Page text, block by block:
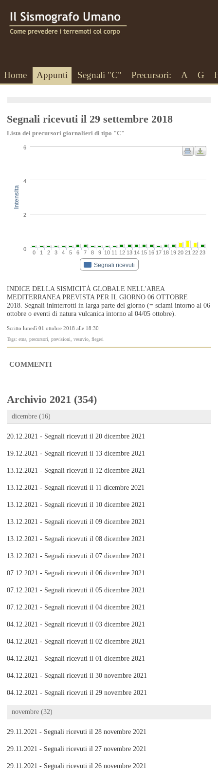
Home Appunti Segnali "C" Precursori: A G
Segnali ricevuti il 29 settembre 2018
Lista dei precursori giornalieri di tipo "C"
Intensita
Segnali ricevuti
0 1 2 3 4 5 6 7 8 9 10 11 12 13 14 15 16 17 18 19 20 21 22 23
0
2
4
6
INDICE DELLA SISMICITÀ GLOBALE NELL'AREA
MEDITERRANEA PREVISTA PER IL GIORNO 06 OTTOBRE
2018. Segnali ininterrotti in larga parte del giorno (= sciami intorno al 06
ottobre o eventi di natura vulcanica intorno al 04/05 ottobre).
Scritto lunedì 01 ottobre 2018 alle 18:30
Tags: etna, precursori, previsioni, vesuvio, flegrei
COMMENTI
Archivio 2021 (354)
dicembre (16)
20.12.2021 - Segnali ricevuti il 20 dicembre 2021
19.12.2021 - Segnali ricevuti il 13 dicembre 2021
13.12.2021 - Segnali ricevuti il 12 dicembre 2021
13.12.2021 - Segnali ricevuti il 11 dicembre 2021
13.12.2021 - Segnali ricevuti il 10 dicembre 2021
13.12.2021 - Segnali ricevuti il 09 dicembre 2021
13.12.2021 - Segnali ricevuti il 08 dicembre 2021
13.12.2021 - Segnali ricevuti il 07 dicembre 2021
07.12.2021 - Segnali ricevuti il 06 dicembre 2021
07.12.2021 - Segnali ricevuti il 05 dicembre 2021
07.12.2021 - Segnali ricevuti il 04 dicembre 2021
04.12.2021 - Segnali ricevuti il 03 dicembre 2021
04.12.2021 - Segnali ricevuti il 02 dicembre 2021
04.12.2021 - Segnali ricevuti il 01 dicembre 2021
04.12.2021 - Segnali ricevuti il 30 novembre 2021
04.12.2021 - Segnali ricevuti il 29 novembre 2021
novembre (32)
29.11.2021 - Segnali ricevuti il 28 novembre 2021
29.11.2021 - Segnali ricevuti il 27 novembre 2021
29.11.2021 - Segnali ricevuti il 26 novembre 2021